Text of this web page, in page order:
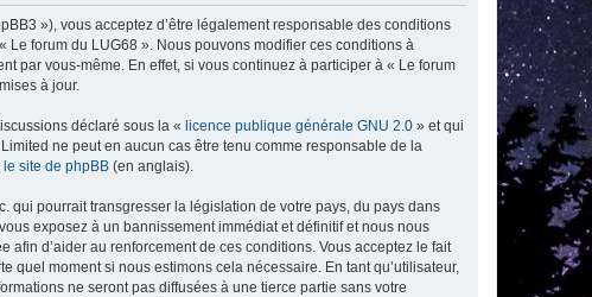
»), vous acceptez d’être légalement responsable des conditions
Le forum du LUG68 ». Nous pouvons modifier ces conditions à
par vous-même. En effet, si vous continuez à participer à « Le forum
à jour.
déclaré sous la « licence publique générale GNU 2.0 » et qui
ne peut en aucun cas être tenu comme responsable de la
le site de phpBB (en anglais).
qui pourrait transgresser la législation de votre pays, du pays dans
exposez à un bannissement immédiat et définitif et nous nous
afin d’aider au renforcement de ces conditions. Vous acceptez le fait
quel moment si nous estimons cela nécessaire. En tant qu’utilisateur,
ne seront pas diffusées à une tierce partie sans votre